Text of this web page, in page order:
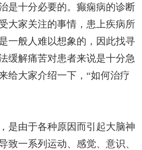
是十分必要的。癫痫病的诊断
大家关注的事情，患上疾病所
一般人难以想象的，因此找寻
缓解痛苦对患者来说是十分急
给大家介绍一下，“如何治疗
是由于各种原因而引起大脑神
致一系列运动、感觉、意识、